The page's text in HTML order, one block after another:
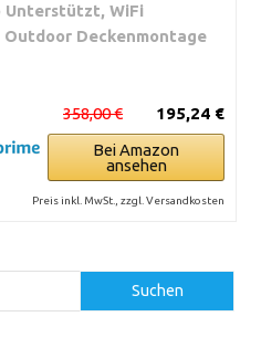
Unterstützt, WiFi
Deckenmontage
195,24 €
358,00 €
Bei Amazon
ansehen
Preis inkl. MwSt., zzgl. Versandkosten
Suchen